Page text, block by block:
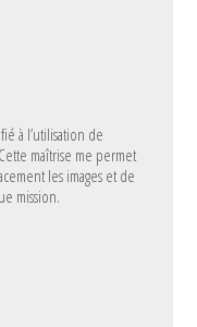
à l’utilisation de
maîtrise me permet
les images et de
mission.